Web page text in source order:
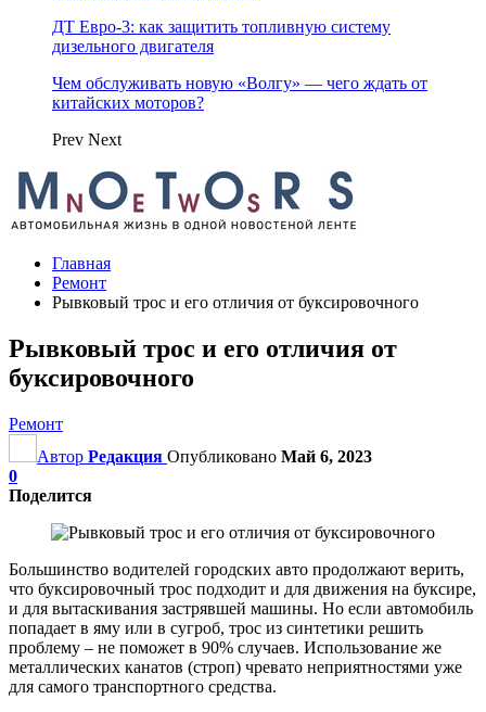
ДТ Евро-3: как защитить топливную систему
дизельного двигателя
Чем обслуживать новую «Волгу» — чего ждать от
китайских моторов?
Prev Next
Главная
Ремонт
Рывковый трос и его отличия от буксировочного
Рывковый трос и его отличия от
буксировочного
Ремонт
Автор Редакция Опубликовано Май 6, 2023
0
Поделится
Большинство водителей городских авто продолжают верить,
что буксировочный трос подходит и для движения на буксире,
и для вытаскивания застрявшей машины. Но если автомобиль
попадает в яму или в сугроб, трос из синтетики решить
проблему – не поможет в 90% случаев. Использование же
металлических канатов (строп) чревато неприятностями уже
для самого транспортного средства.